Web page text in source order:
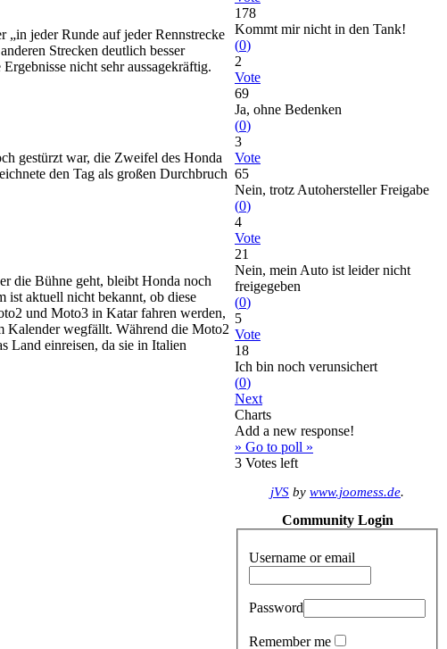
„in jeder Runde auf jeder Rennstrecke
Strecken deutlich besser
nicht sehr aussagekräftig.
gestürzt war, die Zweifel des Honda
den Tag als großen Durchbruch
die Bühne geht, bleibt Honda noch
ist aktuell nicht bekannt, ob diese
und Moto3 in Katar fahren werden,
Kalender wegfällt. Während die Moto2
Land einreisen, da sie in Italien
178
Kommt mir nicht in den Tank!
(0)
2
Vote
69
Ja, ohne Bedenken
(0)
3
Vote
65
Nein, trotz Autohersteller Freigabe
(0)
4
Vote
21
Nein, mein Auto ist leider nicht
freigegeben
(0)
5
Vote
18
Ich bin noch verunsichert
(0)
Next
Charts
Add a new response!
» Go to poll »
3 Votes left
jVS by www.joomess.de.
Community Login
Username or email
Password
Remember me